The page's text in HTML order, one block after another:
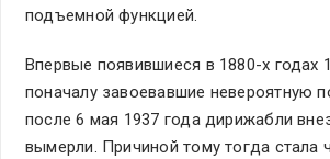
подъемной функцией.
Впервые появившиеся в 1880-х годах
поначалу завоевавшие невероятную
после 6 мая 1937 года дирижабли
вымерли. Причиной тому тогда стала